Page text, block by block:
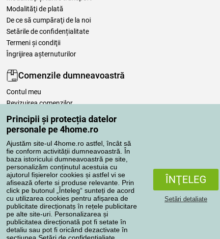
Principii și protecția datelor
personale pe 4home.ro
Ajustăm site-ul 4home.ro astfel, încât să
fie conform activității dumneavoastră. În
baza istoricului dumneavoastră pe site,
personalizăm conținutul acestuia cu
ajutorul fișierelor cookies și astfel vi se
afisează oferte si produse relevante. Prin
click pe butonul „Înteleg“ sunteți de acord
cu utilizarea cookies pentru afișarea de
publicitate direcționatș în rețele publicitare
pe alte site-uri. Personalizarea și
publicitatea direcționată pot fi setate în
detaliu sau pot fi oricând dezactivate în
ÎNŢELEG
Setări detaliate
Modalităţi de plată
De ce să cumpăraţi de la noi
Setările de confidențialitate
Termeni şi condiţii
Îngrijirea așternuturilor
Comenzile dumneavoastră
Contul meu
Revizuirea comenzilor
Reclamaţii
Retragere de la contract
Regulile de procesare a recenziilor
Metode de transport
Metode de plată
Magazin de încredere